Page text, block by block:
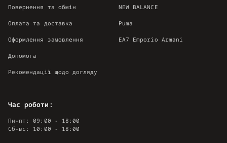
Повернення та обмін
Оплата та доставка
Оформлення замовлення
Допомога
Рекомендації щодо догляду
NEW BALANCE
Puma
EA7 Emporio Armani
Час роботи:
Пн-пт: 09:00 - 18:00
Сб-вс: 10:00 - 18:00